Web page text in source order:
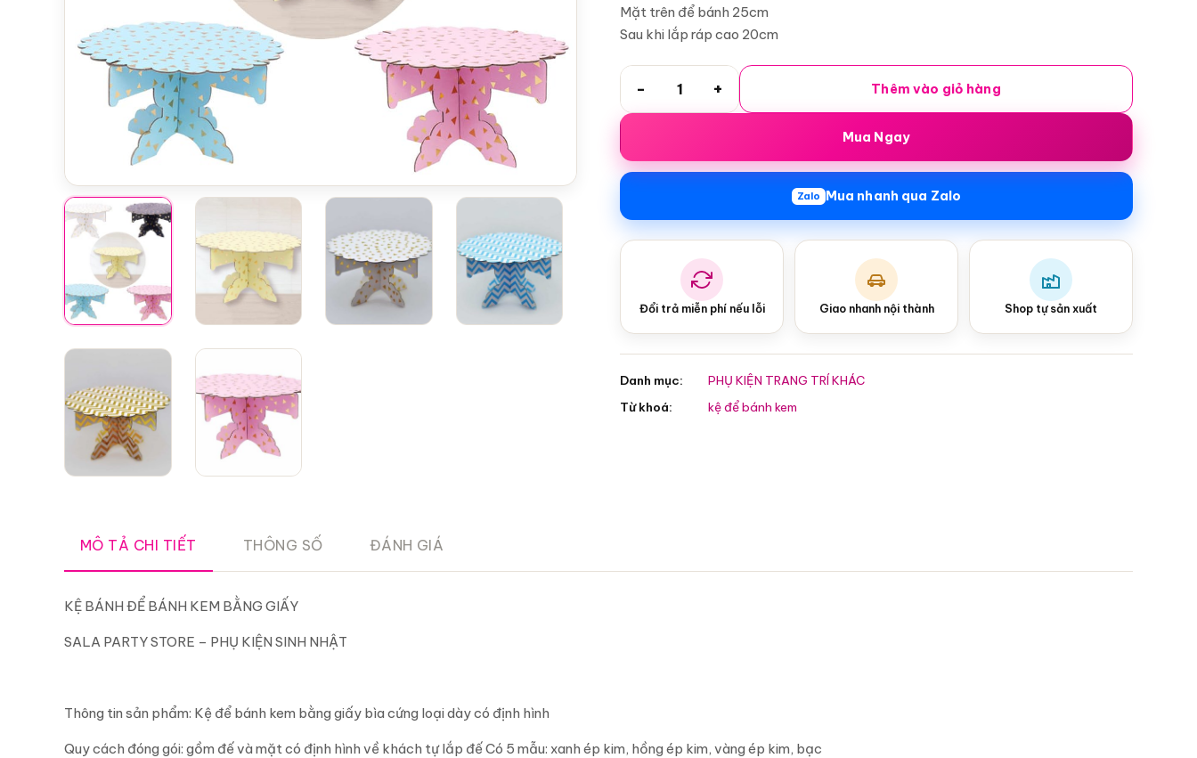
Mặt trên để bánh 25cm
Sau khi lắp ráp cao 20cm
KỆ BÁNH ĐỂ BÁNH KEM BẰNG GIẤY số lượng
Thêm vào giỏ hàng
Mua Ngay
Zalo Mua nhanh qua Zalo
Đổi trả miễn phí nếu lỗi Giao nhanh nội thành Shop tự sản xuất
Danh mục:
PHỤ KIỆN TRANG TRÍ KHÁC
Từ khoá:
kệ để bánh kem
MÔ TẢ CHI TIẾT THÔNG SỐ ĐÁNH GIÁ
KỆ BÁNH ĐỂ BÁNH KEM BẰNG GIẤY
SALA PARTY STORE – PHỤ KIỆN SINH NHẬT
Thông tin sản phẩm: Kệ để bánh kem bằng giấy bìa cứng loại dày có định hình
Quy cách đóng gói: gồm đế và mặt có định hình về khách tự lắp đế Có 5 mẫu: xanh ép kim, hồng ép kim, vàng ép kim, bạc